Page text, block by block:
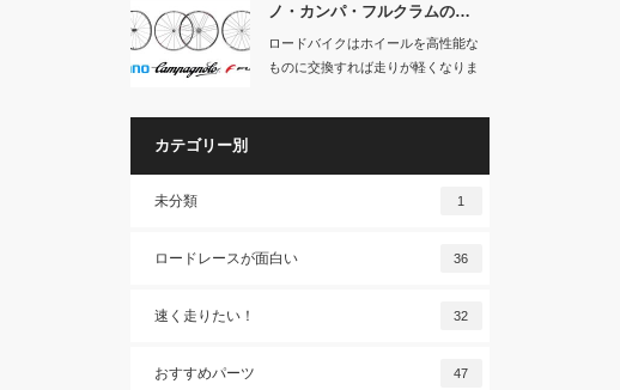
ノ・カンパ・フルクラムの…
ロードバイクはホイールを高性能な
ものに交換すれば走りが軽くなりま
カテゴリー別
未分類 1
ロードレースが面白い 36
速く走りたい！ 32
おすすめパーツ 47